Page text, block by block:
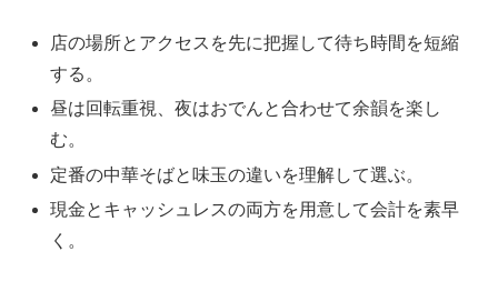
店の場所とアクセスを先に把握して待ち時間を短縮
する。
昼は回転重視、夜はおでんと合わせて余韻を楽し
む。
定番の中華そばと味玉の違いを理解して選ぶ。
現金とキャッシュレスの両方を用意して会計を素早
く。